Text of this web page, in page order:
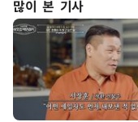
많이 본 기사